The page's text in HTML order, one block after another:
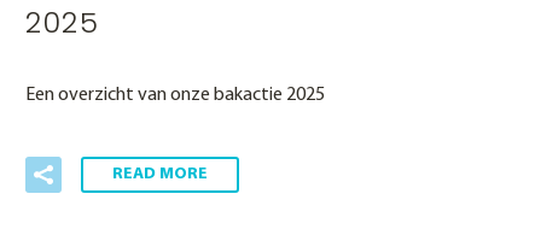
2025
Een overzicht van onze bakactie 2025
READ MORE